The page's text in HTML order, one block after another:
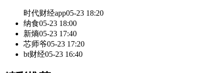
时代财经app05-23 18:20
纳食05-23 18:00
新熵05-23 17:40
芯师爷05-23 17:20
bt财经05-23 16:40